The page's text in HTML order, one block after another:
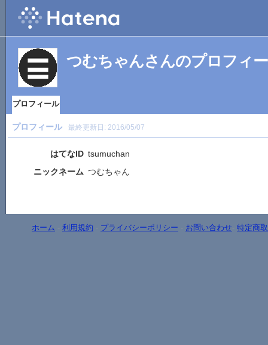
つむちゃんさんのプロフィ
プロフィール
プロフィール 最終更新日: 2016/05/07
はてなID tsumuchan
ニックネーム つむちゃん
ホーム - 利用規約 - プライバシーポリシー - お問い合わせ- 特定商